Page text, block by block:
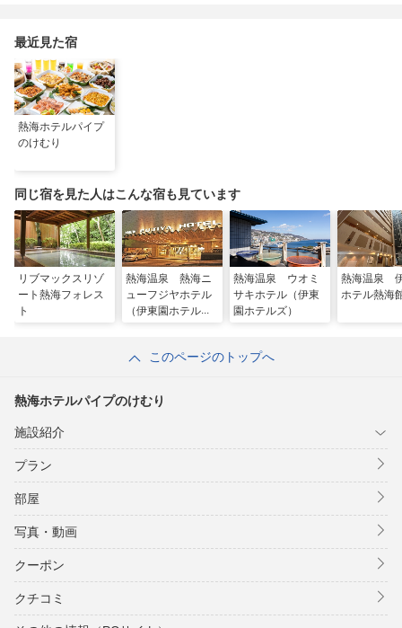
最近見た宿
熱海ホテルパイプ
のけむり
同じ宿を見た人はこんな宿も見ています
リブマックスリゾ
ート熱海フォレス
ト
熱海温泉 熱海ニ
ューフジヤホテル
（伊東園ホテル
熱海温泉 ウオミ
サキホテル（伊東
園ホテルズ）
熱海温泉
ホテル熱海
このページのトップへ
熱海ホテルパイプのけむり
施設紹介
プラン
部屋
写真・動画
クーポン
クチコミ